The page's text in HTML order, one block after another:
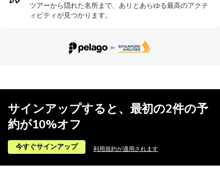
ツアーから隠れた名所まで、ありとあらゆる最高のアクテ
ィビティが見つかります。
サインアップすると、最初の2件の予
約が10%オフ
今すぐサインアップ 利用規約が適用されます